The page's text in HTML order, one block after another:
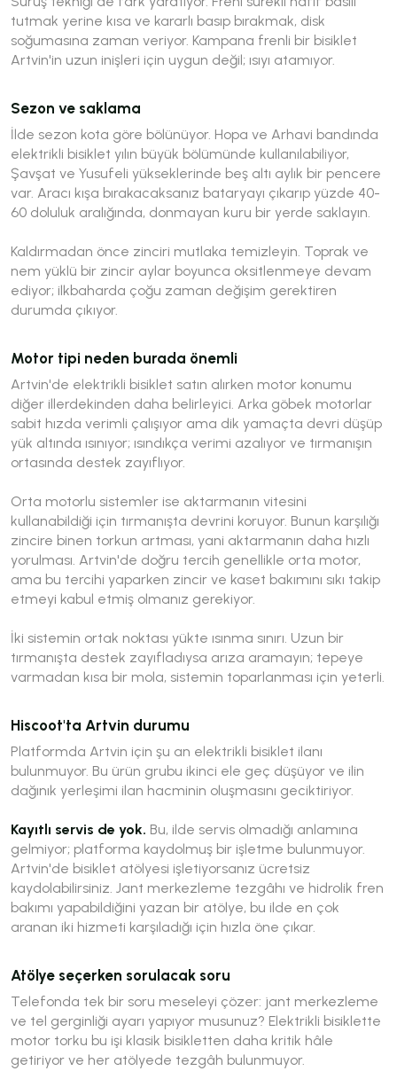
tutmak yerine kısa ve kararlı basıp bırakmak, disk
soğumasına zaman veriyor. Kampana frenli bir bisiklet
Artvin'in uzun inişleri için uygun değil; ısıyı atamıyor.
Sezon ve saklama
İlde sezon kota göre bölünüyor. Hopa ve Arhavi bandında
elektrikli bisiklet yılın büyük bölümünde kullanılabiliyor,
Şavşat ve Yusufeli yükseklerinde beş altı aylık bir pencere
var. Aracı kışa bırakacaksanız bataryayı çıkarıp yüzde 40-
60 doluluk aralığında, donmayan kuru bir yerde saklayın.
Kaldırmadan önce zinciri mutlaka temizleyin. Toprak ve
nem yüklü bir zincir aylar boyunca oksitlenmeye devam
ediyor; ilkbaharda çoğu zaman değişim gerektiren
durumda çıkıyor.
Motor tipi neden burada önemli
Artvin'de elektrikli bisiklet satın alırken motor konumu
diğer illerdekinden daha belirleyici. Arka göbek motorlar
sabit hızda verimli çalışıyor ama dik yamaçta devri düşüp
yük altında ısınıyor; ısındıkça verimi azalıyor ve tırmanışın
ortasında destek zayıflıyor.
Orta motorlu sistemler ise aktarmanın vitesini
kullanabildiği için tırmanışta devrini koruyor. Bunun karşılığı
zincire binen torkun artması, yani aktarmanın daha hızlı
yorulması. Artvin'de doğru tercih genellikle orta motor,
ama bu tercihi yaparken zincir ve kaset bakımını sıkı takip
etmeyi kabul etmiş olmanız gerekiyor.
İki sistemin ortak noktası yükte ısınma sınırı. Uzun bir
tırmanışta destek zayıfladıysa arıza aramayın; tepeye
varmadan kısa bir mola, sistemin toparlanması için yeterli.
Hiscoot'ta Artvin durumu
Platformda Artvin için şu an elektrikli bisiklet ilanı
bulunmuyor. Bu ürün grubu ikinci ele geç düşüyor ve ilin
dağınık yerleşimi ilan hacminin oluşmasını geciktiriyor.
Kayıtlı servis de yok. Bu, ilde servis olmadığı anlamına
gelmiyor; platforma kaydolmuş bir işletme bulunmuyor.
Artvin'de bisiklet atölyesi işletiyorsanız ücretsiz
kaydolabilirsiniz. Jant merkezleme tezgâhı ve hidrolik fren
bakımı yapabildiğini yazan bir atölye, bu ilde en çok
aranan iki hizmeti karşıladığı için hızla öne çıkar.
Atölye seçerken sorulacak soru
Telefonda tek bir soru meseleyi çözer: jant merkezleme
ve tel gerginliği ayarı yapıyor musunuz? Elektrikli bisiklette
motor torku bu işi klasik bisikletten daha kritik hâle
getiriyor ve her atölyede tezgâh bulunmuyor.